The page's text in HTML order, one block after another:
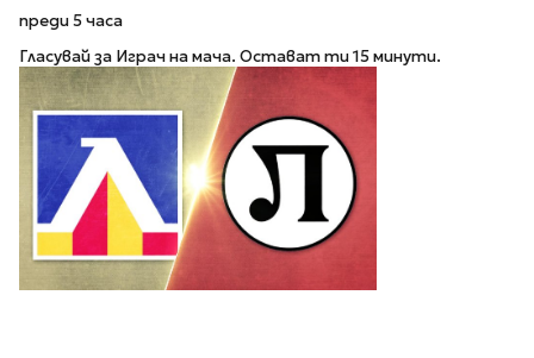
преди 5 часа
Гласувай за Играч на мача. Остават ти 15 минути.